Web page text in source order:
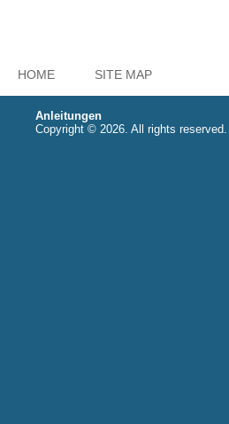
HOME SITE MAP
Anleitungen
Copyright © 2026. All rights reserved.